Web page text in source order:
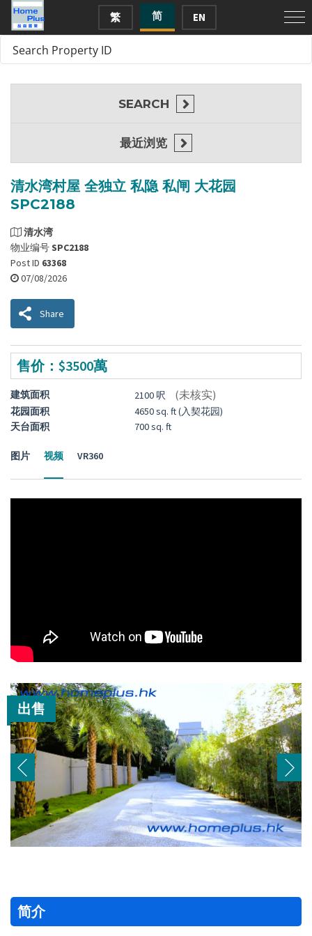
繁 简 EN
清水湾村屋 全独立 私隐 私闸 大花园
SPC2188
清水湾
物业编号SPC2188
Post ID 63368
07/08/2026
Share
售价：$3500萬
建筑面积 2100 呎 (未核实)
花园面积
4650 sq. ft (入契花园)
天台面积
700 sq. ft
图片 视频 VR360
出售
简介
SEARCH
最近浏览